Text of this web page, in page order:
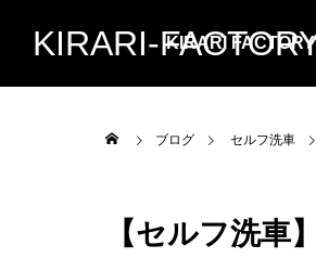
KIRARI- KIRARI
ブログ セルフ洗車
【セルフ洗車